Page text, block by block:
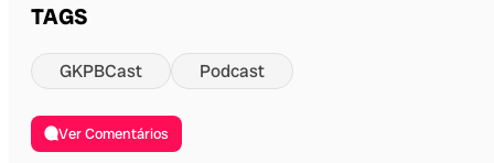
TAGS
GKPBCast Podcast
Ver Comentários